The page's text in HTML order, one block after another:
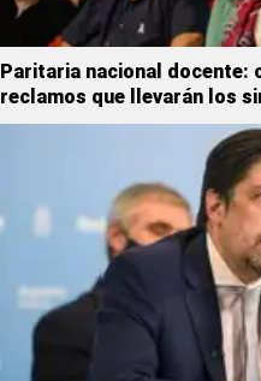
Paritaria nacional docente:
reclamos que llevarán los